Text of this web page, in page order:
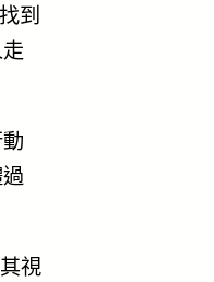
到
視